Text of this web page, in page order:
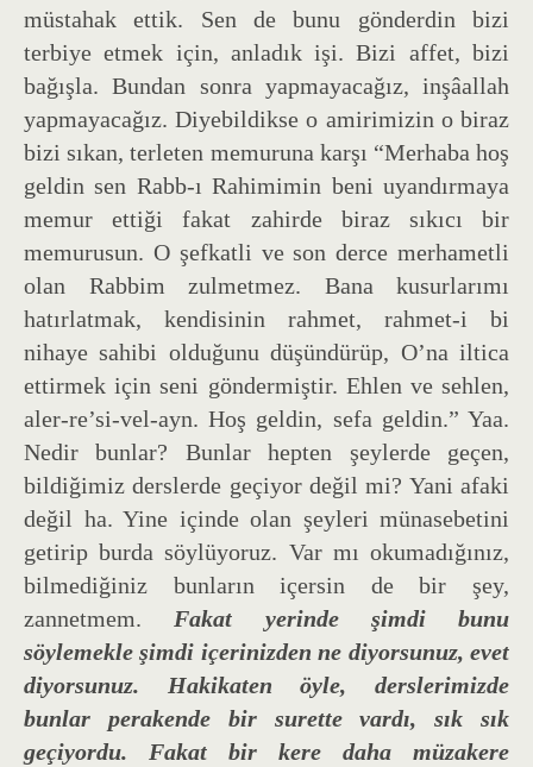
müstahak ettik. Sen de bunu gönderdin bizi
terbiye etmek için, anladık işi. Bizi affet, bizi
bağışla. Bundan sonra yapmayacağız, inşâallah
yapmayacağız. Diyebildikse o amirimizin o biraz
bizi sıkan, terleten memuruna karşı “Merhaba hoş
geldin sen Rabb-ı Rahimimin beni uyandırmaya
memur ettiği fakat zahirde biraz sıkıcı bir
memurusun. O şefkatli ve son derce merhametli
olan Rabbim zulmetmez. Bana kusurlarımı
hatırlatmak, kendisinin rahmet, rahmet-i bi
nihaye sahibi olduğunu düşündürüp, O’na iltica
ettirmek için seni göndermiştir. Ehlen ve sehlen,
aler-re’si-vel-ayn. Hoş geldin, sefa geldin.” Yaa.
Nedir bunlar? Bunlar hepten şeylerde geçen,
bildiğimiz derslerde geçiyor değil mi? Yani afaki
değil ha. Yine içinde olan şeyleri münasebetini
getirip burda söylüyoruz. Var mı okumadığınız,
bilmediğiniz bunların içersin de bir şey,
zannetmem. Fakat yerinde şimdi bunu
söylemekle şimdi içerinizden ne diyorsunuz, evet
diyorsunuz. Hakikaten öyle, derslerimizde
bunlar perakende bir surette vardı, sık sık
geçiyordu. Fakat bir kere daha müzakere